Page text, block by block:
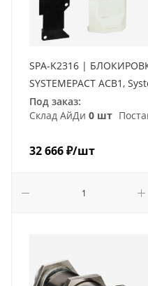
SPA-K2316 |
SYSTEMEPACT ACB1,
Под заказ:
Склад АйДи 0 шт
32 666₽/шт